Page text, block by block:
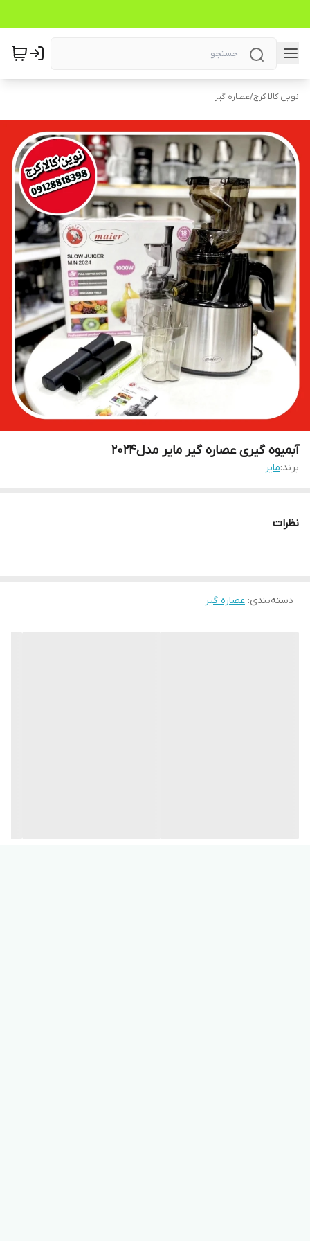
نوین کالا کرج/عصاره گیر
آبمیوه گیری عصاره گیر مایر مدل2024
برند:مایر
نظرات
دسته‌بندی: عصاره گیر